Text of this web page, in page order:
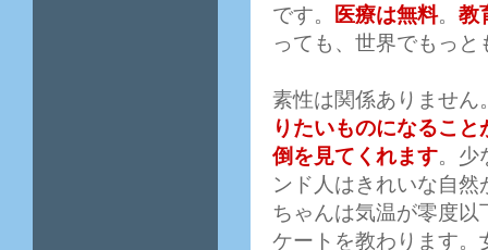
です。
医療は無料。 教
っても、世界でもっ
素性は関係ありません
りたいものになること
倒を見てくれます。少
ンド人はきれいな自
ちゃんは気温が零度
ケートを教わります